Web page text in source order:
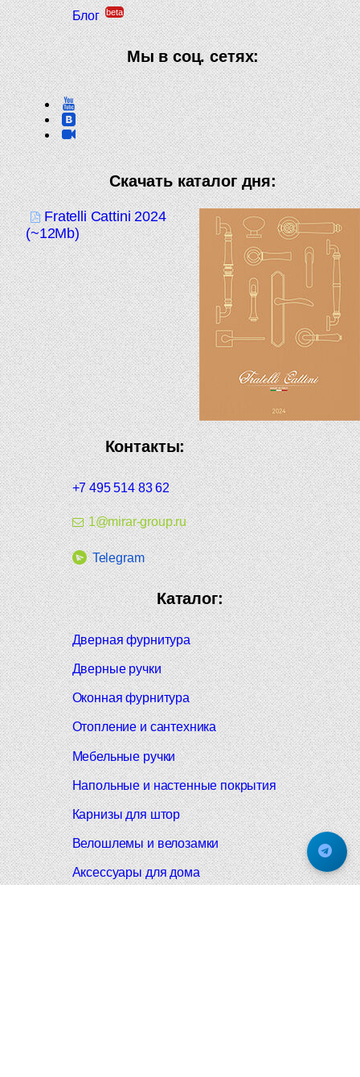
Блог beta
Мы в соц. сетях:
Скачать каталог дня:
Fratelli Cattini 2024
(~12Mb)
Контакты:
+7 495 514 83 62
1@mirar-group.ru
Telegram
Каталог:
Дверная фурнитура
Дверные ручки
Оконная фурнитура
Отопление и сантехника
Мебельные ручки
Напольные и настенные покрытия
Карнизы для штор
Велошлемы и велозамки
Аксессуары для дома